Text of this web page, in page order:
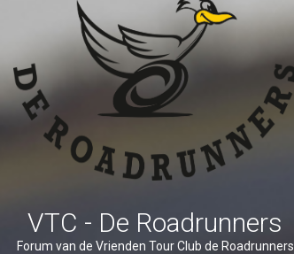
VTC - De Roadrunners
Forum van de Vrienden Tour Club de Roadrunners